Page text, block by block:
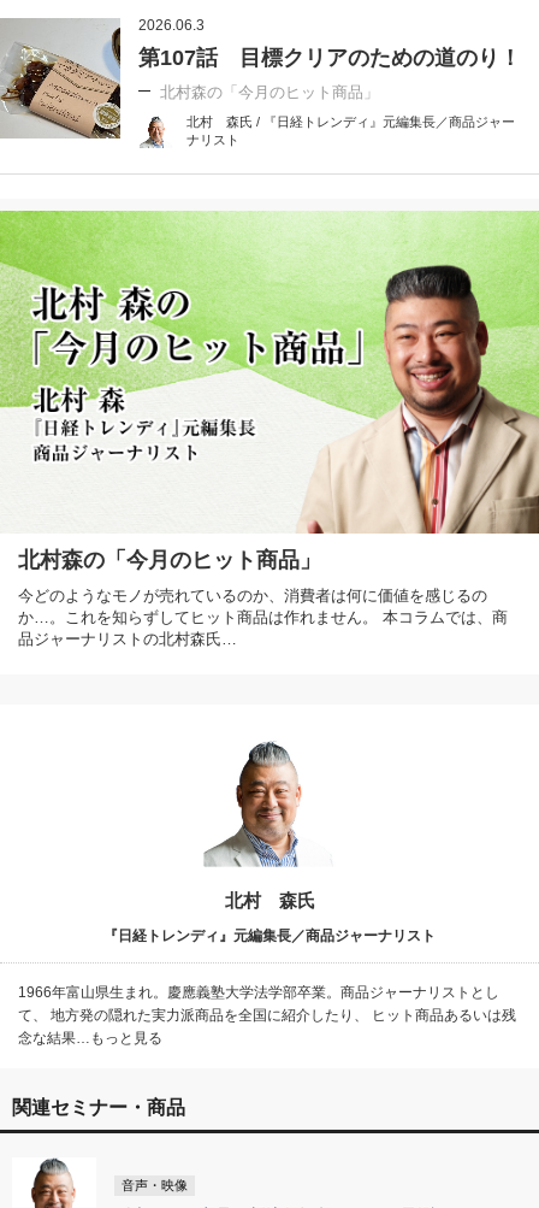
2026.06.3
第107話 目標クリアのための道のり！
北村森の「今月のヒット商品」
北村 森氏 / 『日経トレンディ』元編集長／商品ジャー
ナリスト
北村森の「今月のヒット商品」
今どのようなモノが売れているのか、消費者は何に価値を感じるの
か…。これを知らずしてヒット商品は作れません。 本コラムでは、商
品ジャーナリストの北村森氏…
北村 森氏
『日経トレンディ』元編集長／商品ジャーナリスト
1966年富山県生まれ。慶應義塾大学法学部卒業。商品ジャーナリストとし
て、 地方発の隠れた実力派商品を全国に紹介したり、 ヒット商品あるいは残
念な結果…もっと見る
関連セミナー・商品
音声・映像